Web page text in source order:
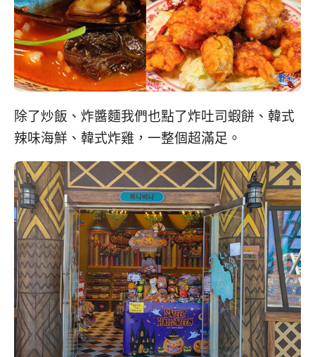
除了炒飯、炸醬麵我們也點了炸吐司蝦餅、韓式
辣味海鮮、韓式炸雞，一整個超滿足。